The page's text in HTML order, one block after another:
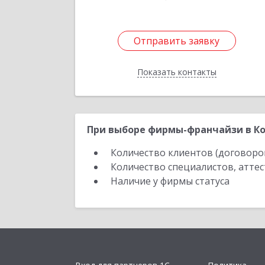
Отправить заявку
Показать контакты
Отправить заявку
Назад
При выборе фирмы-франчайзи в
Количество клиентов
Количество специалистов,
Наличие у фирмы статуса